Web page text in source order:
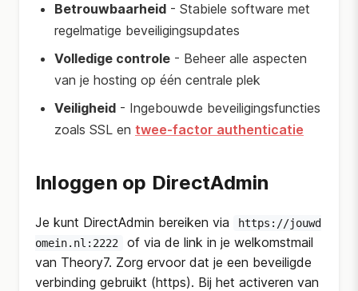
Betrouwbaarheid - Stabiele software met
regelmatige beveiligingsupdates
Volledige controle - Beheer alle aspecten
van je hosting op één centrale plek
Veiligheid - Ingebouwde beveiligingsfuncties
zoals SSL en twee-factor authenticatie
Inloggen op DirectAdmin
Je kunt DirectAdmin bereiken via
https://jouwd
omein.nl:2222
of via de link in je welkomstmail
van Theory7. Zorg ervoor dat je een beveiligde
verbinding gebruikt (https). Bij het activeren van